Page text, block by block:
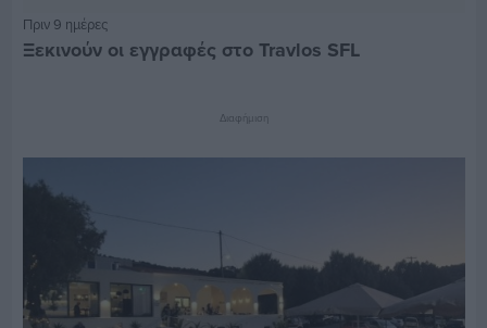
Πριν 9 ημέρες
Ξεκινούν οι εγγραφές στο Travlos SFL
Διαφήμιση